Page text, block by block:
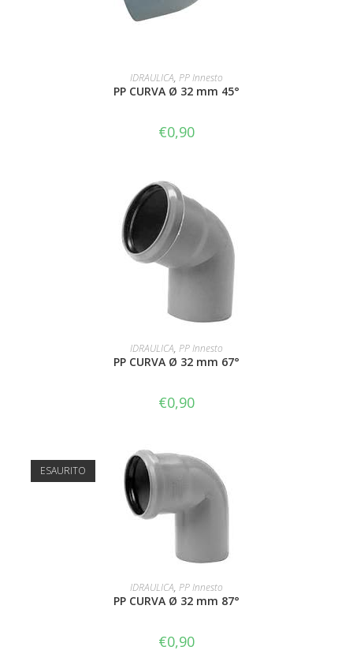
LEGGI TUTTO
IDRAULICA, PP Innesto
PP CURVA Ø 32 mm 45°
€0,90
AGGIUNGI AL CARRELLO
IDRAULICA, PP Innesto
PP CURVA Ø 32 mm 67°
€0,90
ESAURITO
LEGGI TUTTO
IDRAULICA, PP Innesto
PP CURVA Ø 32 mm 87°
€0,90